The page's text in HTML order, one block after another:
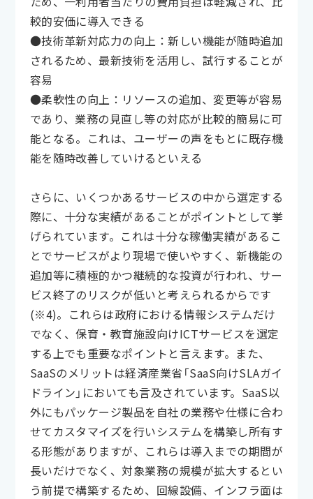
較的安価に導入できる
●技術革新対応力の向上：新しい機能が随時追加
されるため、最新技術を活用し、試行することが
容易
●柔軟性の向上：リソースの追加、変更等が容易
であり、業務の見直し等の対応が比較的簡易に可
能となる。これは、ユーザーの声をもとに既存機
能を随時改善していけるといえる
さらに、いくつかあるサービスの中から選定する
際に、十分な実績があることがポイントとして挙
げられています。これは十分な稼働実績があるこ
とでサービスがより現場で使いやすく、新機能の
追加等に積極的かつ継続的な投資が行われ、サー
ビス終了のリスクが低いと考えられるからです
(※4)。これらは政府における情報システムだけ
でなく、保育・教育施設向けICTサービスを選定
する上でも重要なポイントと言えます。また、
SaaSのメリットは経済産業省「SaaS向けSLAガイ
ドライン」においても言及されています。SaaS以
外にもパッケージ製品を自社の業務や仕様に合わ
せてカスタマイズを行いシステムを構築し所有す
る形態がありますが、これらは導入までの期間が
長いだけでなく、対象業務の規模が拡大するとい
う前提で構築するため、回線設備、インフラ面は